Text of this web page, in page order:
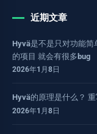
近期文章
Hyvä是不是只对功能简
的项目 就会有很多bug
2026年1月8日
Hyvä的原理是什么？
2026年1月8日